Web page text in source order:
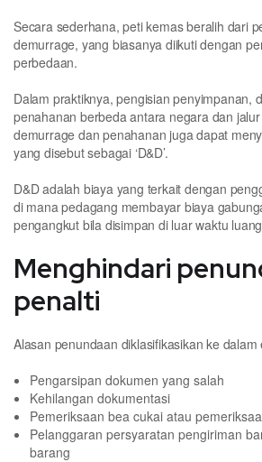
Secara sederhana, peti kemas beralih dari
demurrage, yang biasanya diikuti dengan
perbedaan.
Dalam praktiknya, pengisian penyimpanan,
penahanan berbeda antara negara dan
demurrage dan penahanan juga dapat
yang disebut sebagai ‘D&D’.
D&D adalah biaya yang terkait dengan
di mana pedagang membayar biaya
pengangkut bila disimpan di luar waktu
Menghindari
penalti
Alasan penundaan diklasifikasikan ke
Pengarsipan dokumen yang salah
Kehilangan dokumentasi
Pemeriksaan bea cukai atau
Pelanggaran persyaratan pengiriman
barang